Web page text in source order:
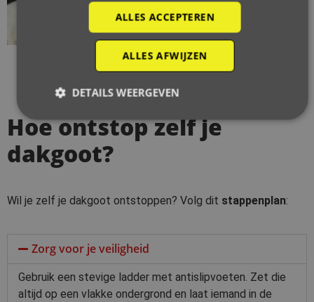
Hoe ontstop zelf je
dakgoot?
Wil je zelf je dakgoot ontstoppen? Volg dit stappenplan:
Zorg voor je veiligheid
Gebruik een stevige ladder met antislipvoeten. Zet die
altijd op een vlakke ondergrond en laat iemand in de
ALLES ACCEPTEREN
ALLES AFWIJZEN
DETAILS WEERGEVEN